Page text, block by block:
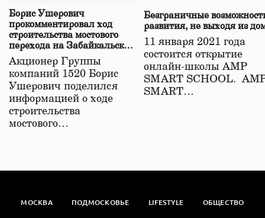
Борис Ушерович
прокомментировал ход
строительства мостового
перехода на Забайкальской
железной дороге
Акционер Группы
компаний 1520 Борис
Ушерович поделился
информацией о ходе
строительства
мостового…
Безграничные
развития, не выходя из
11 января 2021 года
состоится открытие
онлайн-школы АМР
SMART SCHOOL.
SMART…
МОСКВА ПОДМОСКОВЬЕ LIFESTYLE ОБЩЕСТВО